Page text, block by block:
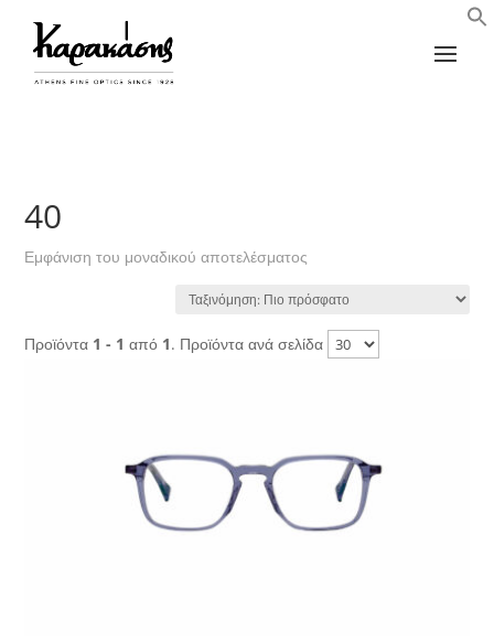
40
Εμφάνιση του μοναδικού αποτελέσματος
Προϊόντα 1 - 1 από 1. Προϊόντα ανά σελίδα